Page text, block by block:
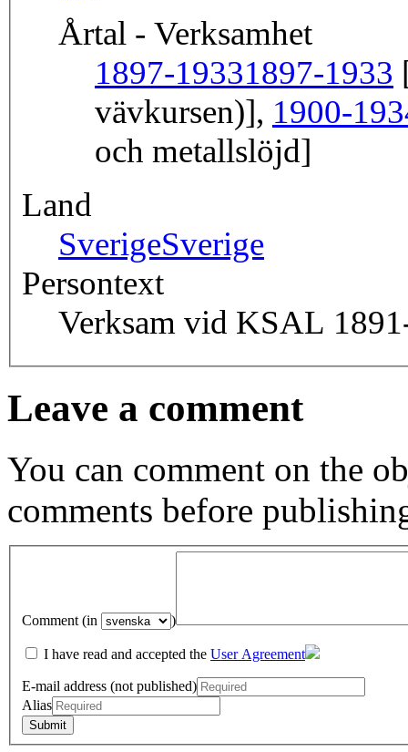
Årtal - Verksamhet
1897-19331897-1933
vävkursen)], 1900-
och metallslöjd]
Land
SverigeSverige
Persontext
Verksam vid KSAL
Leave a comment
You can comment on the
comments before
Comment (in )
I have read and accepted the User Agreement
E-mail address (not published)
Alias